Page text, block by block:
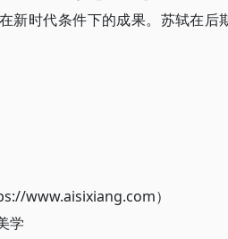
新时代条件下的成果。苏轼在
www.aisixiang.com）
学